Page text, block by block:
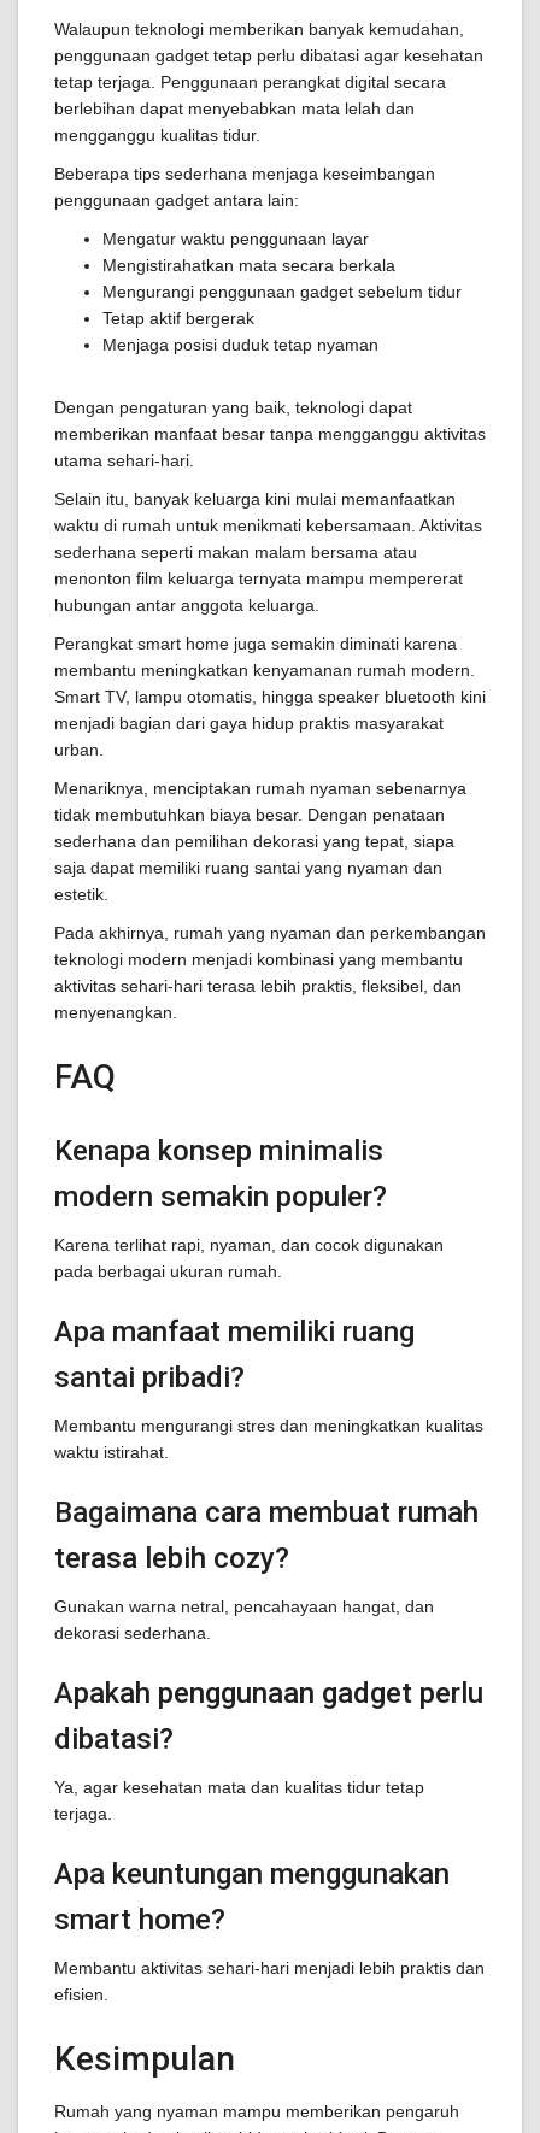
Walaupun teknologi memberikan banyak kemudahan,
penggunaan gadget tetap perlu dibatasi agar kesehatan
tetap terjaga. Penggunaan perangkat digital secara
berlebihan dapat menyebabkan mata lelah dan
mengganggu kualitas tidur.
Beberapa tips sederhana menjaga keseimbangan
penggunaan gadget antara lain:
Mengatur waktu penggunaan layar
Mengistirahatkan mata secara berkala
Mengurangi penggunaan gadget sebelum tidur
Tetap aktif bergerak
Menjaga posisi duduk tetap nyaman
Dengan pengaturan yang baik, teknologi dapat
memberikan manfaat besar tanpa mengganggu aktivitas
utama sehari-hari.
Selain itu, banyak keluarga kini mulai memanfaatkan
waktu di rumah untuk menikmati kebersamaan. Aktivitas
sederhana seperti makan malam bersama atau
menonton film keluarga ternyata mampu mempererat
hubungan antar anggota keluarga.
Perangkat smart home juga semakin diminati karena
membantu meningkatkan kenyamanan rumah modern.
Smart TV, lampu otomatis, hingga speaker bluetooth kini
menjadi bagian dari gaya hidup praktis masyarakat
urban.
Menariknya, menciptakan rumah nyaman sebenarnya
tidak membutuhkan biaya besar. Dengan penataan
sederhana dan pemilihan dekorasi yang tepat, siapa
saja dapat memiliki ruang santai yang nyaman dan
estetik.
Pada akhirnya, rumah yang nyaman dan perkembangan
teknologi modern menjadi kombinasi yang membantu
aktivitas sehari-hari terasa lebih praktis, fleksibel, dan
menyenangkan.
FAQ
Kenapa konsep minimalis
modern semakin populer?
Karena terlihat rapi, nyaman, dan cocok digunakan
pada berbagai ukuran rumah.
Apa manfaat memiliki ruang
santai pribadi?
Membantu mengurangi stres dan meningkatkan kualitas
waktu istirahat.
Bagaimana cara membuat rumah
terasa lebih cozy?
Gunakan warna netral, pencahayaan hangat, dan
dekorasi sederhana.
Apakah penggunaan gadget perlu
dibatasi?
Ya, agar kesehatan mata dan kualitas tidur tetap
terjaga.
Apa keuntungan menggunakan
smart home?
Membantu aktivitas sehari-hari menjadi lebih praktis dan
efisien.
Kesimpulan
Rumah yang nyaman mampu memberikan pengaruh